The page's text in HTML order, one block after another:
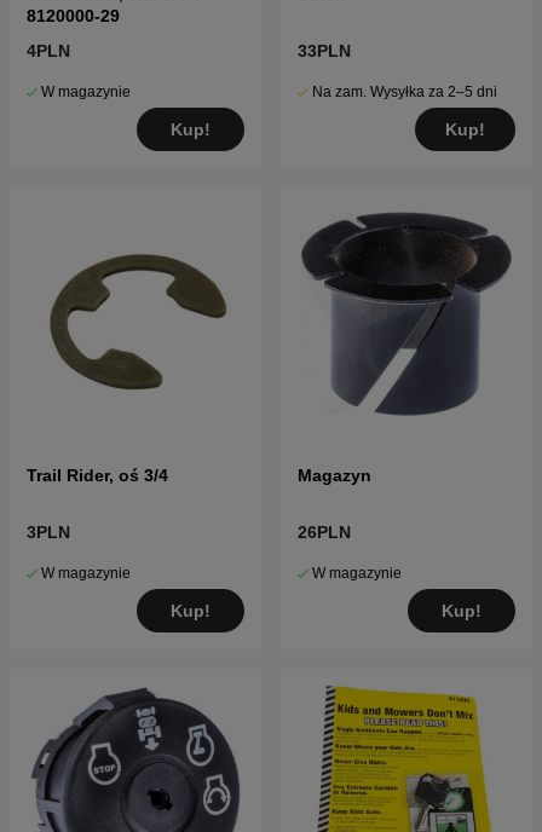
8120000-29
4PLN
W magazynie
Kup!
33PLN
Na zam. Wysyłka za 2–5 dni
Kup!
Trail Rider, oś 3/4
3PLN
W magazynie
Kup!
Magazyn
26PLN
W magazynie
Kup!